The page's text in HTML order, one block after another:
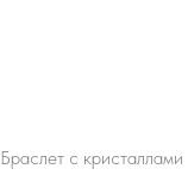
Браслет с кристаллами